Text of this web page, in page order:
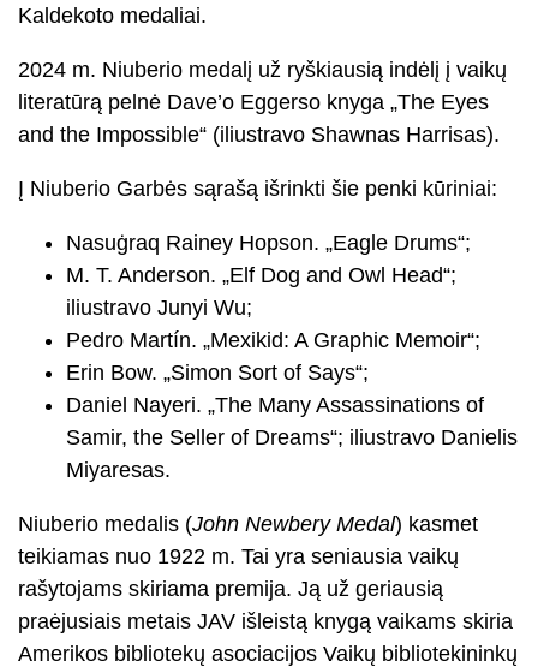
Kaldekoto medaliai.
2024 m. Niuberio medalį už ryškiausią indėlį į vaikų
literatūrą pelnė Dave’o Eggerso knyga „The Eyes
and the Impossible“ (iliustravo Shawnas Harrisas).
Į Niuberio Garbės sąrašą išrinkti šie penki kūriniai:
Nasuġraq Rainey Hopson. „Eagle Drums“;
M. T. Anderson. „Elf Dog and Owl Head“;
iliustravo Junyi Wu;
Pedro Martín. „Mexikid: A Graphic Memoir“;
Erin Bow. „Simon Sort of Says“;
Daniel Nayeri. „The Many Assassinations of
Samir, the Seller of Dreams“; iliustravo Danielis
Miyaresas.
Niuberio medalis (John Newbery Medal) kasmet
teikiamas nuo 1922 m. Tai yra seniausia vaikų
rašytojams skiriama premija. Ją už geriausią
praėjusiais metais JAV išleistą knygą vaikams skiria
Amerikos bibliotekų asociacijos Vaikų bibliotekininkų